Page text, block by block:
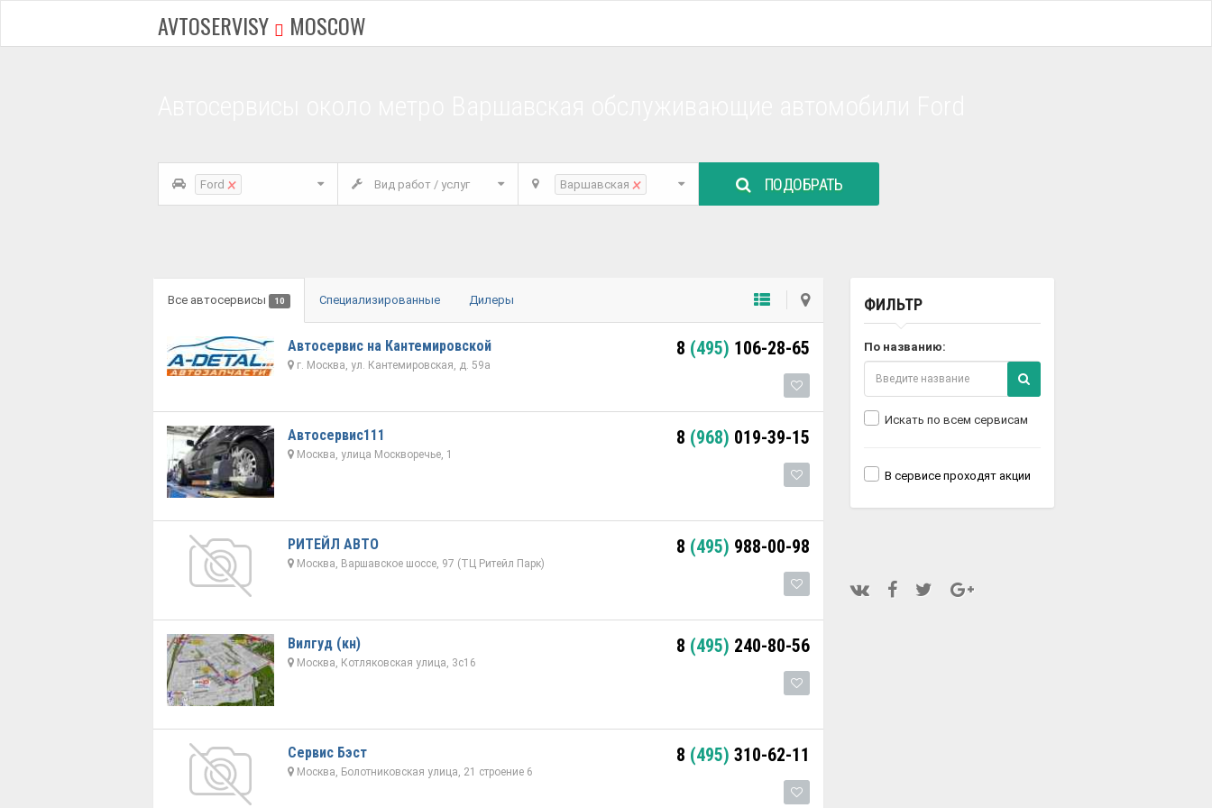
AVTOSERVISY MOSCOW
Ford × Вид работ / услуг Варшавская × ПОДОБРАТЬ
Все автосервисы 10 Специализированные Дилеры
Автосервис на Кантемировской
г. Москва, ул. Кантемировская, д. 59а
8 (495) 106-28-65
Автосервис111
Москва, улица Москворечье, 1
8 (968) 019-39-15
РИТЕЙЛ АВТО
Москва, Варшавское шоссе, 97 (ТЦ Ритейл Парк)
8 (495) 988-00-98
Вилгуд (кн)
Москва, Котляковская улица, 3с16
8 (495) 240-80-56
Сервис Бэст
Москва, Болотниковская улица, 21 строение 6
8 (495) 310-62-11
ФИЛЬТР
По названию:
Искать по всем сервисам
В сервисе проходят акции